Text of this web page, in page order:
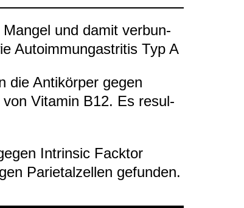
und damit ver­bun­
Auto­im­mun­gas­tri­tis Typ A
die Anti­kör­per gegen
Vit­amin B12. Es resul­
Intrin­sic Fack­tor
Parie­tal­zel­len gefun­den.